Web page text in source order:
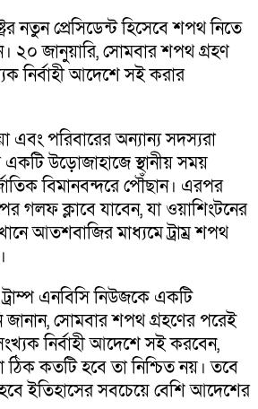
নতুন প্রেসিডেন্ট হিসেবে শপথ নিতে
২০ জানুয়ারি, সোমবার শপথ গ্রহণ
নির্বাহী আদেশে সই করার
এবং পরিবারের অন্যান্য সদস্যরা
উড়োজাহাজে স্থানীয় সময়
বিমানবন্দরে পৌঁছান। এরপর
গলফ ক্লাবে যাবেন, যা ওয়াশিংটনের
আতশবাজির মাধ্যমে ট্রাম্র শপথ
এনবিসি নিউজকে একটি
জানান, সোমবার শপথ গ্রহণের পরেই
নির্বাহী আদেশে সই করবেন,
কতটি হবে তা নিশ্চিত নয়। তবে
হবে ইতিহাসের সবচেয়ে বেশি আদেশের